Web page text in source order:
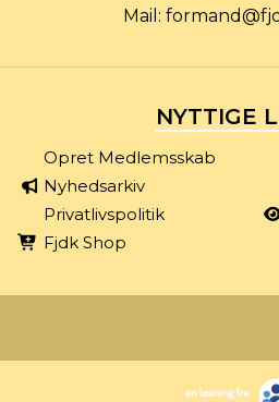
Mail:
NYTTIGE
Opret Medlemsskab
Nyhedsarkiv
Privatlivspolitik
Fjdk Shop